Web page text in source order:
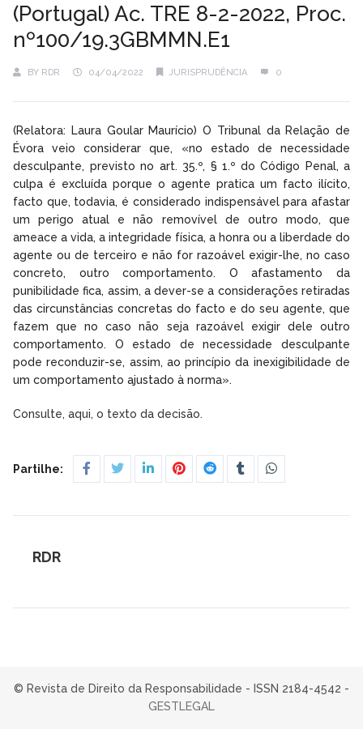
(Portugal) Ac. TRE 8-2-2022, Proc.
nº100/19.3GBMMN.E1
BY RDR 04/04/2022 JURISPRUDÊNCIA 0
(Relatora: Laura Goular Maurício) O Tribunal da Relação de
Évora veio considerar que, «no estado de necessidade
desculpante, previsto no art. 35.º, § 1.º do Código Penal, a
culpa é excluída porque o agente pratica um facto ilícito,
facto que, todavia, é considerado indispensável para afastar
um perigo atual e não removível de outro modo, que
ameace a vida, a integridade física, a honra ou a liberdade do
agente ou de terceiro e não for razoável exigir-lhe, no caso
concreto, outro comportamento. O afastamento da
punibilidade fica, assim, a dever-se a considerações retiradas
das circunstâncias concretas do facto e do seu agente, que
fazem que no caso não seja razoável exigir dele outro
comportamento. O estado de necessidade desculpante
pode reconduzir-se, assim, ao princípio da inexigibilidade de
um comportamento ajustado à norma».
Consulte, aqui, o texto da decisão.
Partilhe:
RDR
© Revista de Direito da Responsabilidade - ISSN 2184-4542 -
GESTLEGAL